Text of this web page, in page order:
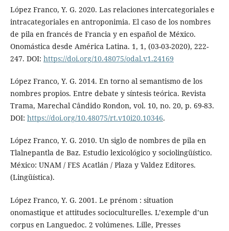
López Franco, Y. G. 2020. Las relaciones intercategoriales e
intracategoriales en antroponimia. El caso de los nombres
de pila en francés de Francia y en español de México.
Onomástica desde América Latina. 1, 1, (03-03-2020), 222-
247. DOI: https://doi.org/10.48075/odal.v1.24169
López Franco, Y. G. 2014. En torno al semantismo de los
nombres propios. Entre debate y síntesis teórica. Revista
Trama, Marechal Cândido Rondon, vol. 10, no. 20, p. 69-83.
DOI: https://doi.org/10.48075/rt.v10i20.10346.
López Franco, Y. G. 2010. Un siglo de nombres de pila en
Tlalnepantla de Baz. Estudio lexicológico y sociolingüístico.
México: UNAM / FES Acatlán / Plaza y Valdez Editores.
(Lingüística).
López Franco, Y. G. 2001. Le prénom : situation
onomastique et attitudes socioculturelles. L’exemple d’un
corpus en Languedoc. 2 volúmenes. Lille, Presses